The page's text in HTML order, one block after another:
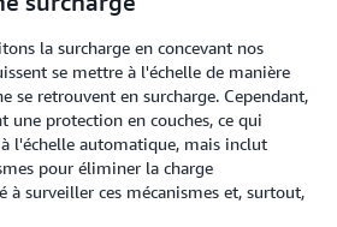
la surcharge en concevant nos
se mettre à l'échelle de manière
se retrouvent en surcharge. Cependant,
une protection en couches, ce qui
l'échelle automatique, mais inclut
pour éliminer la charge
à surveiller ces mécanismes et, surtout,